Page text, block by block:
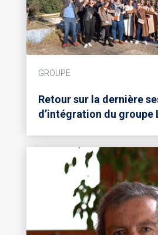
GROUPE
Retour sur la dernière
d’intégration du groupe